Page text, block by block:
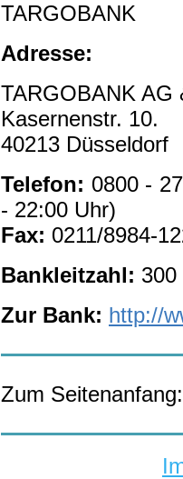
TARGOBANK
Adresse:
TARGOBANK AG
Kasernenstr. 10.
40213 Düsseldorf
Telefon: 0800 -
- 22:00 Uhr)
Fax: 0211/8984-
Bankleitzahl: 300
Zur Bank: http://
Zum